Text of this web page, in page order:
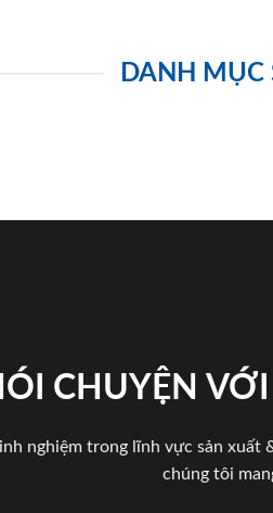
DANH MỤC
CHUYỆN
nghiệm trong lĩnh vực sản xuất
chúng tôi